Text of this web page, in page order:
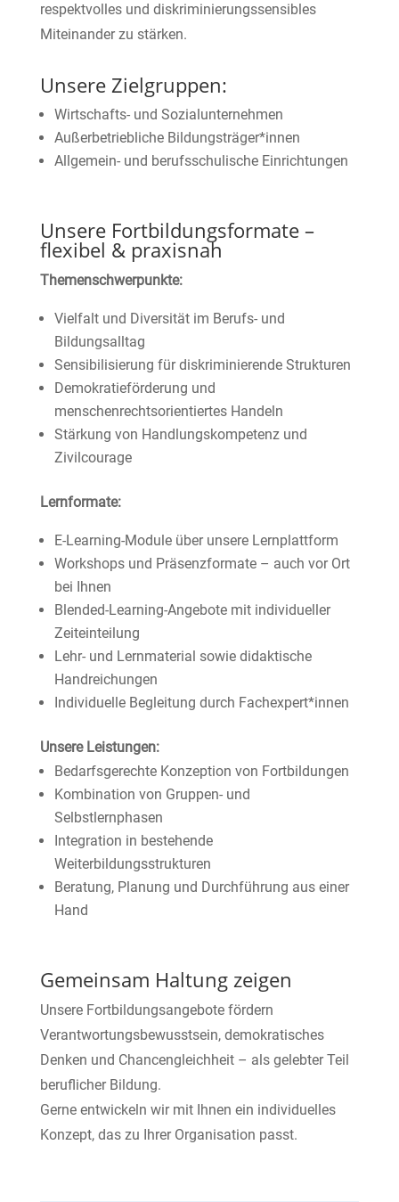
respektvolles und diskriminierungssensibles
Miteinander zu stärken.
Unsere Zielgruppen:
Wirtschafts- und Sozialunternehmen
Außerbetriebliche Bildungsträger*innen
Allgemein- und berufsschulische Einrichtungen
Unsere Fortbildungsformate –
flexibel & praxisnah
Themenschwerpunkte:
Vielfalt und Diversität im Berufs- und
Bildungsalltag
Sensibilisierung für diskriminierende Strukturen
Demokratieförderung und
menschenrechtsorientiertes Handeln
Stärkung von Handlungskompetenz und
Zivilcourage
Lernformate:
E-Learning-Module über unsere Lernplattform
Workshops und Präsenzformate – auch vor Ort
bei Ihnen
Blended-Learning-Angebote mit individueller
Zeiteinteilung
Lehr- und Lernmaterial sowie didaktische
Handreichungen
Individuelle Begleitung durch Fachexpert*innen
Unsere Leistungen:
Bedarfsgerechte Konzeption von Fortbildungen
Kombination von Gruppen- und
Selbstlernphasen
Integration in bestehende
Weiterbildungsstrukturen
Beratung, Planung und Durchführung aus einer
Hand
Gemeinsam Haltung zeigen
Unsere Fortbildungsangebote fördern
Verantwortungsbewusstsein, demokratisches
Denken und Chancengleichheit – als gelebter Teil
beruflicher Bildung.
Gerne entwickeln wir mit Ihnen ein individuelles
Konzept, das zu Ihrer Organisation passt.